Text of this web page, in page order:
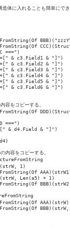
体に入れることも簡単にで
===")
& c3.Field1 & "]")
& c3.Field2 & "]")
& c3.Field3 & "]")
& c3.Field4 & "]")
& c3.Field5 & "]")
& c3.Field6 & "]")
容をコピーする。
===")
& d4.Field & "]")
内容をコピーする。
1)
Len(a5) + 1)
AAA)(strW)